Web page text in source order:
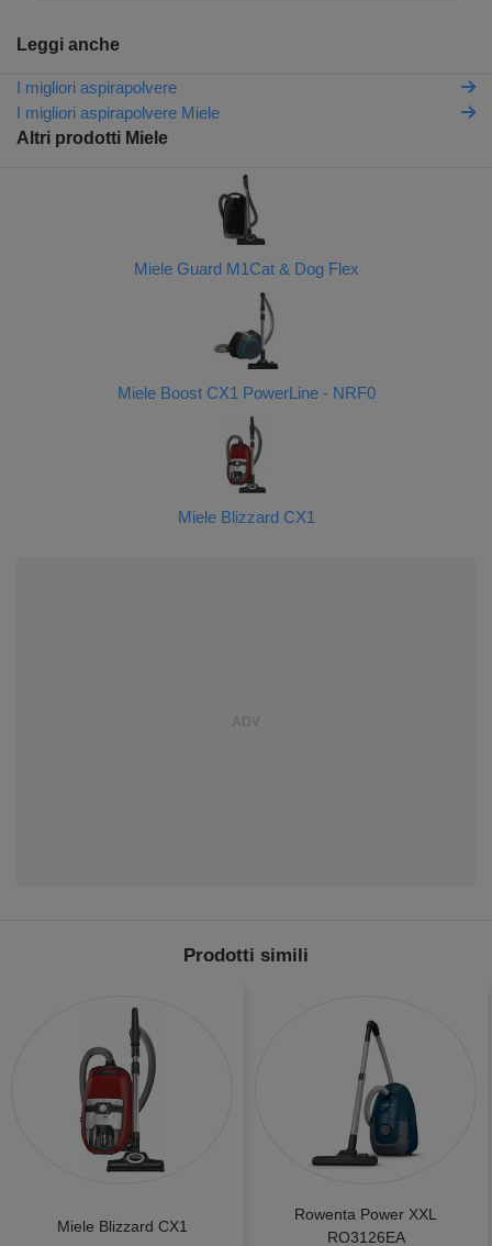
Leggi anche
I migliori aspirapolvere
I migliori aspirapolvere Miele
Altri prodotti Miele
Miele Guard M1Cat & Dog Flex
Miele Boost CX1 PowerLine - NRF0
Miele Blizzard CX1
Prodotti simili
Miele Blizzard CX1
Rowenta Power XXL
RO3126EA